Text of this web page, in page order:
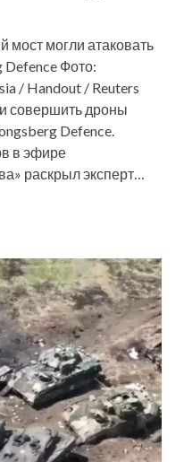
мост могли атаковать
Фото:
/ Handout / Reuters
совершить дроны
Defence.
в эфире
раскрыл эксперт…